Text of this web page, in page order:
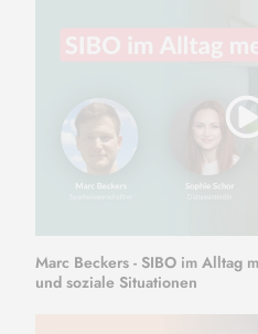
Marc Beckers - SIBO im Alltag
und soziale Situationen